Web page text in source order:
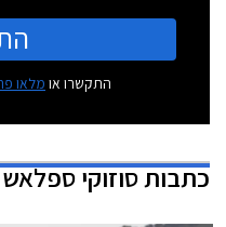
התקשרו או מלאו
כתבותסוזוקי ספלאש